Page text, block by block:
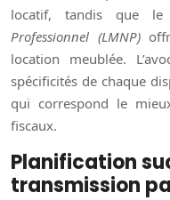
locatif, tandis que
Professionnel (LMNP)
location meublée.
spécificités de chaque
qui correspond le
fiscaux.
Planification
transmission